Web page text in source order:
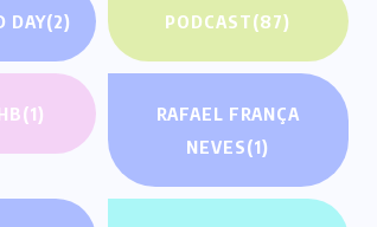
DAY(2) PODCAST(87)
(1)
RAFAEL FRANÇA
NEVES(1)